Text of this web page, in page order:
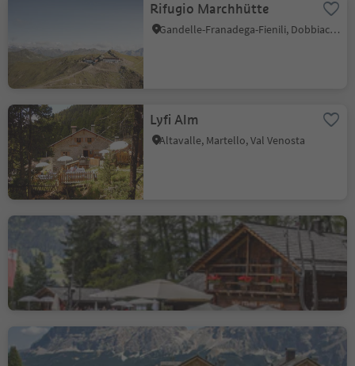
Rifugio Marchhütte
Gandelle-Franadega-Fienili, Dobbiaco, Regione dolomitica 3 Cime
Lyfi Alm
Altavalle, Martello, Val Venosta
Ütia L'Tamá
Badia, Regione dolomitica Alta Badia
I Tablà